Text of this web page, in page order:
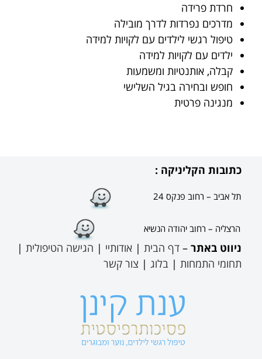
חרדת פרידה
מדרכים נפרדות לדרך מובילה
טיפול רגשי לילדים עם לקויות למידה
ילדים עם לקויות למידה
קבלה, אותנטיות ומשמעות
חופש ובחירה בגיל השלישי
מנגינה פרטית
כתובות הקליניקה :
תל אביב – רחוב פנקס 24
הרצליה – רחוב יהודה הנשיא
ניווט באתר – דף הבית | אודותיי | הגישה הטיפולית |
תחומי התמחות | בלוג | צור קשר